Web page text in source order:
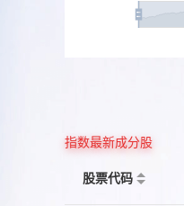
指数最新成分股
股票代码